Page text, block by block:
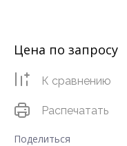
Цена по запросу
К сравнению
Поделиться
Распечатать